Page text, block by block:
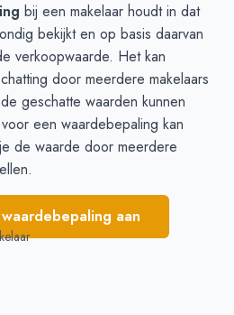
bij een makelaar houdt in dat
bekijkt en op basis daarvan
verkoopwaarde. Het kan
door meerdere makelaars
geschatte waarden kunnen
een waardebepaling kan
de waarde door meerdere
aan